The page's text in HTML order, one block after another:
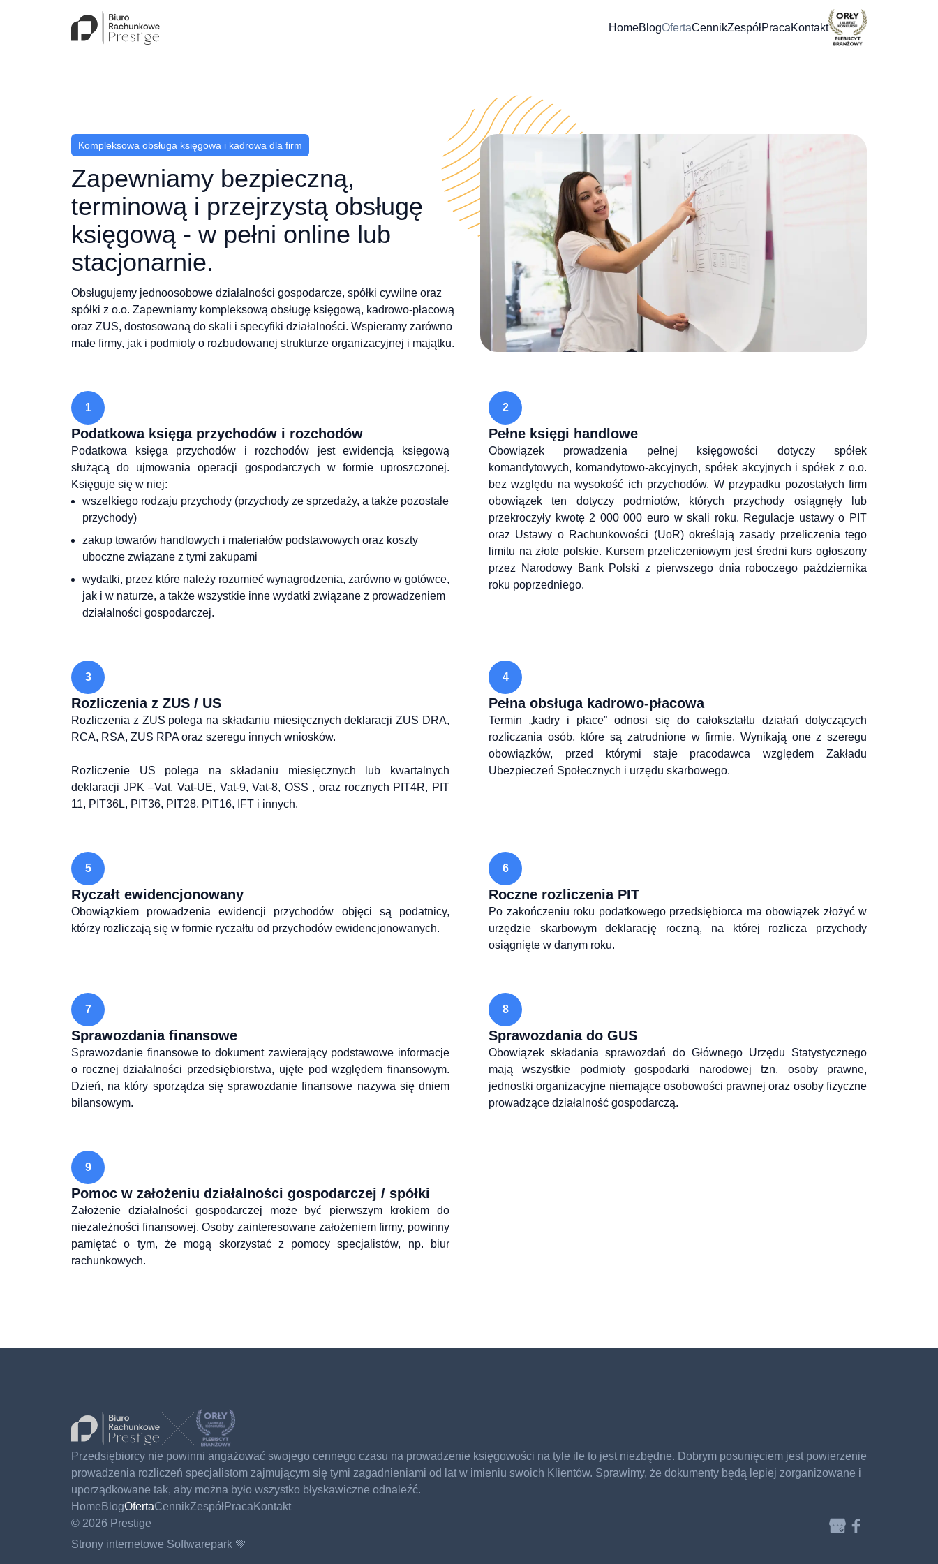
HomeBlogOfertaCennikZespółPracaKontakt
Kompleksowa obsługa księgowa i kadrowa dla firm
Zapewniamy bezpieczną,
terminową i przejrzystą obsługę
księgową - w pełni online lub
stacjonarnie.
Obsługujemy jednoosobowe działalności gospodarcze, spółki cywilne oraz
spółki z o.o. Zapewniamy kompleksową obsługę księgową, kadrowo-płacową
oraz ZUS, dostosowaną do skali i specyfiki działalności. Wspieramy zarówno
małe firmy, jak i podmioty o rozbudowanej strukturze organizacyjnej i majątku.
1
Podatkowa księga przychodów i rozchodów
Podatkowa księga przychodów i rozchodów jest ewidencją księgową
służącą do ujmowania operacji gospodarczych w formie uproszczonej.
Księguje się w niej:
wszelkiego rodzaju przychody (przychody ze sprzedaży, a także pozostałe
przychody)
zakup towarów handlowych i materiałów podstawowych oraz koszty
uboczne związane z tymi zakupami
wydatki, przez które należy rozumieć wynagrodzenia, zarówno w gotówce,
jak i w naturze, a także wszystkie inne wydatki związane z prowadzeniem
działalności gospodarczej.
2
Pełne księgi handlowe
Obowiązek prowadzenia pełnej księgowości dotyczy spółek
komandytowych, komandytowo-akcyjnych, spółek akcyjnych i spółek z o.o.
bez względu na wysokość ich przychodów. W przypadku pozostałych firm
obowiązek ten dotyczy podmiotów, których przychody osiągnęły lub
przekroczyły kwotę 2 000 000 euro w skali roku. Regulacje ustawy o PIT
oraz Ustawy o Rachunkowości (UoR) określają zasady przeliczenia tego
limitu na złote polskie. Kursem przeliczeniowym jest średni kurs ogłoszony
przez Narodowy Bank Polski z pierwszego dnia roboczego października
roku poprzedniego.
3
Rozliczenia z ZUS / US
Rozliczenia z ZUS polega na składaniu miesięcznych deklaracji ZUS DRA,
RCA, RSA, ZUS RPA oraz szeregu innych wniosków.
Rozliczenie US polega na składaniu miesięcznych lub kwartalnych
deklaracji JPK –Vat, Vat-UE, Vat-9, Vat-8, OSS , oraz rocznych PIT4R, PIT
11, PIT36L, PIT36, PIT28, PIT16, IFT i innych.
4
Pełna obsługa kadrowo-płacowa
Termin „kadry i płace” odnosi się do całokształtu działań dotyczących
rozliczania osób, które są zatrudnione w firmie. Wynikają one z szeregu
obowiązków, przed którymi staje pracodawca względem Zakładu
Ubezpieczeń Społecznych i urzędu skarbowego.
5
Ryczałt ewidencjonowany
Obowiązkiem prowadzenia ewidencji przychodów objęci są podatnicy,
którzy rozliczają się w formie ryczałtu od przychodów ewidencjonowanych.
6
Roczne rozliczenia PIT
Po zakończeniu roku podatkowego przedsiębiorca ma obowiązek złożyć w
urzędzie skarbowym deklarację roczną, na której rozlicza przychody
osiągnięte w danym roku.
7
Sprawozdania finansowe
Sprawozdanie finansowe to dokument zawierający podstawowe informacje
o rocznej działalności przedsiębiorstwa, ujęte pod względem finansowym.
Dzień, na który sporządza się sprawozdanie finansowe nazywa się dniem
bilansowym.
8
Sprawozdania do GUS
Obowiązek składania sprawozdań do Głównego Urzędu Statystycznego
mają wszystkie podmioty gospodarki narodowej tzn. osoby prawne,
jednostki organizacyjne niemające osobowości prawnej oraz osoby fizyczne
prowadzące działalność gospodarczą.
9
Pomoc w założeniu działalności gospodarczej / spółki
Założenie działalności gospodarczej może być pierwszym krokiem do
niezależności finansowej. Osoby zainteresowane założeniem firmy, powinny
pamiętać o tym, że mogą skorzystać z pomocy specjalistów, np. biur
rachunkowych.
Przedsiębiorcy nie powinni angażować swojego cennego czasu na prowadzenie księgowości na tyle ile to jest niezbędne. Dobrym posunięciem jest powierzenie
prowadzenia rozliczeń specjalistom zajmującym się tymi zagadnieniami od lat w imieniu swoich Klientów. Sprawimy, że dokumenty będą lepiej zorganizowane i
uporządkowane tak, aby można było wszystko błyskawiczne odnaleźć.
Home BlogOfertaCennikZespółPraca Kontakt
© 2026 Prestige
Strony internetowe Softwarepark 💚